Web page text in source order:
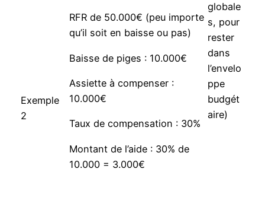
globale
s, pour
rester
dans
l’envelo
ppe
budgét
aire)
Exemple
2
RFR de 50.000€ (peu importe
qu’il soit en baisse ou pas)
Baisse de piges : 10.000€
Assiette à compenser :
10.000€
Taux de compensation : 30%
Montant de l’aide : 30% de
10.000 = 3.000€